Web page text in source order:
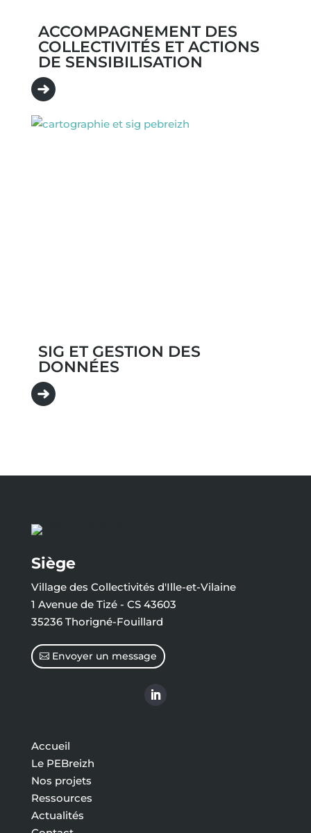
ACCOMPAGNEMENT DES
COLLECTIVITÉS ET ACTIONS
DE SENSIBILISATION
SIG ET GESTION DES
DONNÉES
Siège
Village des Collectivités d'Ille-et-Vilaine
1 Avenue de Tizé - CS 43603
35236 Thorigné-Fouillard
Envoyer un message
Accueil
Le PEBreizh
Nos projets
Ressources
Actualités